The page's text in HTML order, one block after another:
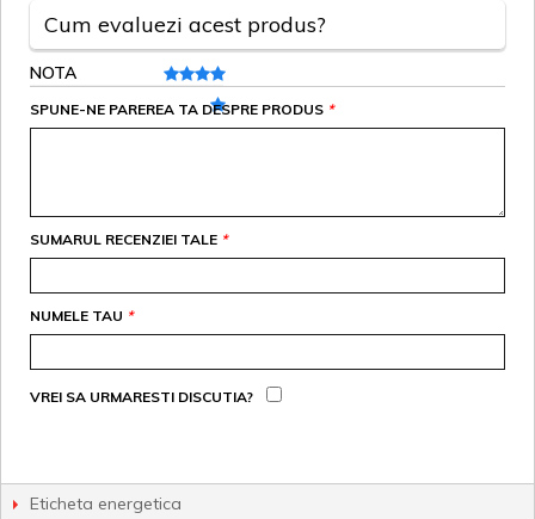
Cum evaluezi acest produs?
NOTA
*
SPUNE-NE PAREREA TA DESPRE PRODUS
*
SUMARUL RECENZIEI TALE
*
NUMELE TAU
VREI SA URMARESTI DISCUTIA?
Eticheta energetica